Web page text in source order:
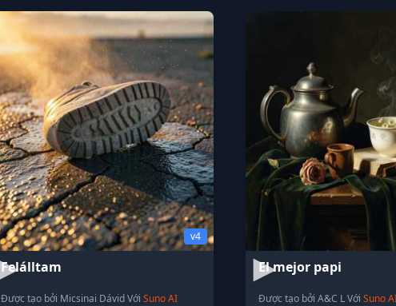
v4
Felálltam
Được tạo bởi Micsinai Dávid Với Suno AI
El mejor papi
Được tạo bởi A&C L Với Suno